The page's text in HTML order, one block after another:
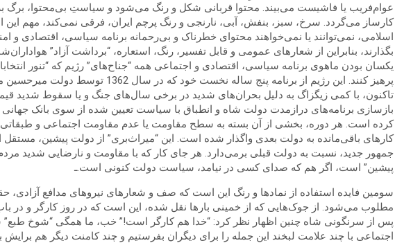
عوام‌فریب یا فاشیست می‌بیند. محتوا قربانی شکل و رنگ می‌شود و سیاستِ بی‌محتوا، برگ
کارساز می‌گردد. سرخ، سبز، بنفش، آبی، نارنجی و رنگ پرچم ایران، فرقی نمی‌کند، مهم
اسلامی، نمی‌توانند یا نمی‌خواهند محتوای خطرناک و بی‌رحمانه برنامه سیاسی، اقتصادی و
بگذارند، بنابراین از شعارهای عمومی و قابل تفسیر، رنگ، استعاره، “برداشت آزاد”
یکسان بودن ماهوی برنامه سیاسی، اقتصادی و اجتماعی همه “جناح‌های” رژیم که “تنور
پرهیز کنند. این رژیم از برنامه پنج ساله
تاکنون، با کمی زیگزاگ به دلیل بحران‌های شدید در برخی سال‌های جنگ و یا سقوط شدید
بازسازی برنامه‌های درازمدت دولت شاه و انطباق با سیاست تعیین شده از سوی بانک جهانی
کرده است. هر دوره، بخشی از آن بسته به سطح مقاومت یا عدم مقاومت اجتماعی و طبقاتی
کارهای باقی‌مانده به دولت بعدی واگذار شده است. این “میراث‌بری” از دولت پیشین،
جمهور جدید، نسبت به دولت قبلی برمی‌دارد. هر جای کار که با مقاومت و نارضایی شدید
پیشین” است، اگر هم که صدای کسی در نیامد، سیاست دولت کنونی است.ـ
سومین فایده استفاده از نمادها و رنگ این است که صف و شعارهای نیروهای مدافع آزادی،
مطلوب می‌شود. از جوک‌هایی که از خمینی بارها نقل شده، این است که در روز کارگر و در
پس از سرنگونی شاه چنین اظهار نظر کرد: “خدا هم کارگر است!” خب، ما همگی “شوخ طبع”
اجتماعی با چند علامت لبخند این جمله را برای دیگران بفرستیم و چند کامنت دیگر هم برایش